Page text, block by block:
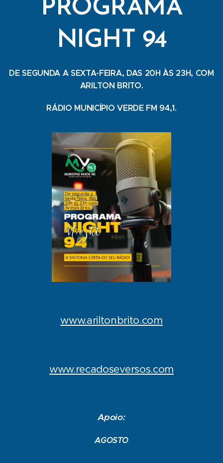
PROGRAMA
NIGHT 94
DE SEGUNDA A SEXTA-FEIRA, DAS 20H ÀS 23H, COM
ARILTON BRITO.
RÁDIO MUNICÍPIO VERDE FM 94,1.
www.ariltonbrito.com
www.recadoseversos.com
Apoio:
AGOSTO